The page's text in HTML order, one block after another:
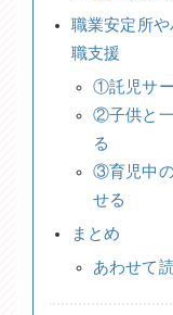
職業安定所
職支援
①託児サ
②子供と
る
③育児中
せる
まとめ
あわせて